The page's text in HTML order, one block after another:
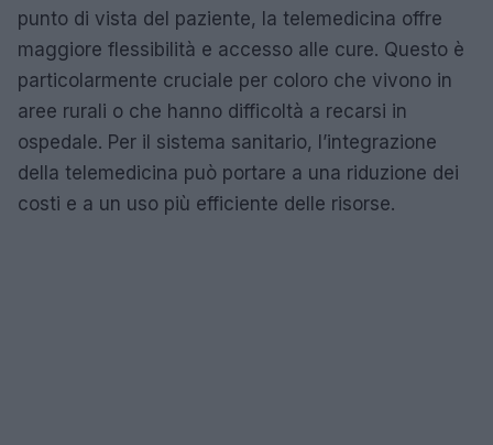
punto di vista del paziente, la telemedicina offre
maggiore flessibilità e accesso alle cure. Questo è
particolarmente cruciale per coloro che vivono in
aree rurali o che hanno difficoltà a recarsi in
ospedale. Per il sistema sanitario, l’integrazione
della telemedicina può portare a una riduzione dei
costi e a un uso più efficiente delle risorse.